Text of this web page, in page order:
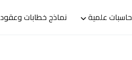
حاسبات علمية نماذج خطابات وعقود